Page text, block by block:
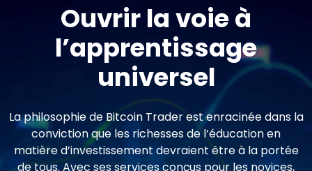
Ouvrir la voie à
l’apprentissage
universel
La philosophie de Bitcoin Trader est enracinée dans la
conviction que les richesses de l’éducation en
matière d’investissement devraient être à la portée
de tous. Avec ses services conçus pour les novices,